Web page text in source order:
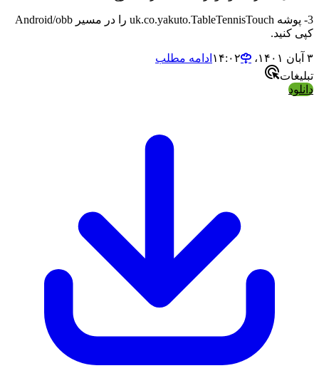
3- پوشه uk.co.yakuto.TableTennisTouch را در مسیر Android/obb
ادامه مطلب